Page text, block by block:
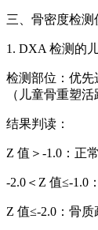
三、骨密度检测
1. DXA 检测的
检测部位：优
（儿童骨重塑
结果判读：
Z 值＞-1.0：正常
-2.0＜Z 值≤-1.0
Z 值≤-2.0：骨